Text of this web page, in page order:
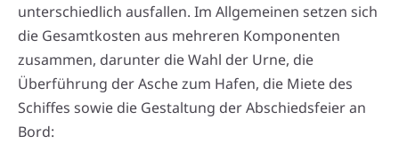
unterschiedlich ausfallen. Im Allgemeinen setzen sich
die Gesamtkosten aus mehreren Komponenten
zusammen, darunter die Wahl der Urne, die
Überführung der Asche zum Hafen, die Miete des
Schiffes sowie die Gestaltung der Abschiedsfeier an
Bord: